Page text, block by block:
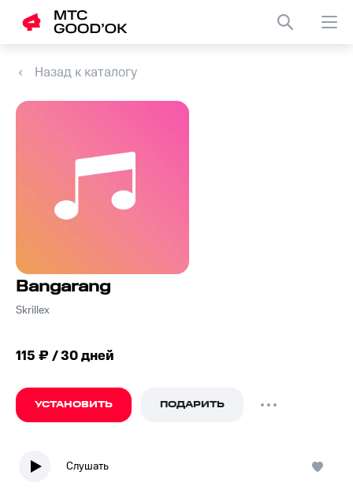
Назад к каталогу
Bangarang
Skrillex
115 ₽ / 30 дней
УСТАНОВИТЬ ПОДАРИТЬ
Слушать